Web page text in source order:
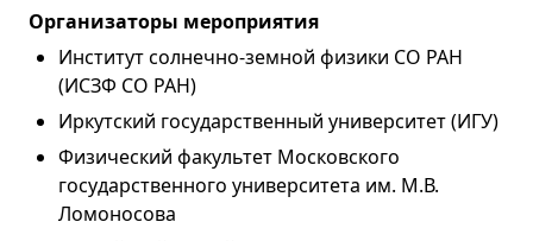
Организаторы мероприятия
Институт солнечно-земной физики СО РАН
(ИСЗФ СО РАН)
Иркутский государственный университет (ИГУ)
Физический факультет Московского
государственного университета им. М.В.
Ломоносова